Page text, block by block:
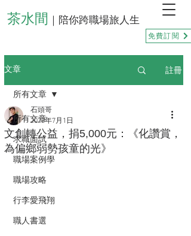
茶水間 ｜陪你跨職場旅人生
免費訂閱
文章 註冊
所有文章
求職面試
職場案例學
職場攻略
行李愛飛翔
職人書選
所有文章
文創轉公益，捐5,000元：《化讚賞，
為偏鄉弱勢孩童的光》
石頭哥
2023年7月1日